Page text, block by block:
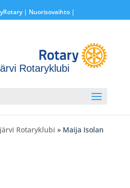
| Nuorisovaihto|
Rotaryklubi
Rotaryklubi » Maija Isolan